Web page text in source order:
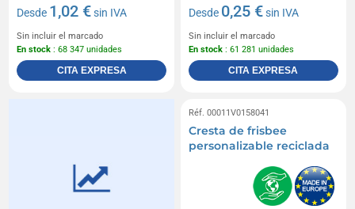
Desde 1,02 €sin IVA
Sin incluir el marcado
En stock : 68 347 unidades
CITA EXPRESA
Desde 0,25 €sin IVA
Sin incluir el marcado
En stock : 61 281 unidades
CITA EXPRESA
Réf. 00011V0158041
Cresta de frisbee
personalizable reciclada